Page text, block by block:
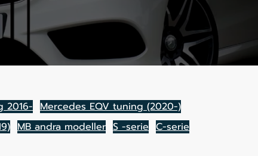
2016- Mercedes EQV tuning (2020-)
MB andra modeller S -serie C-serie